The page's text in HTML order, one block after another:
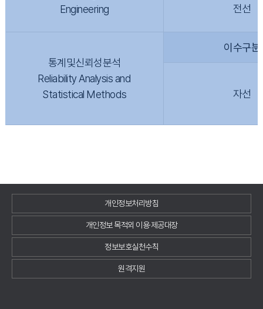
Engineering
전선
통계및신뢰성분석
Reliability Analysis and
Statistical Methods
이수구분
자선
개인정보처리방침
개인정보 목적외 이용·제공대장
정보보호실천수칙
원격지원